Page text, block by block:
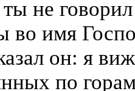
не
во имя
он: я
по